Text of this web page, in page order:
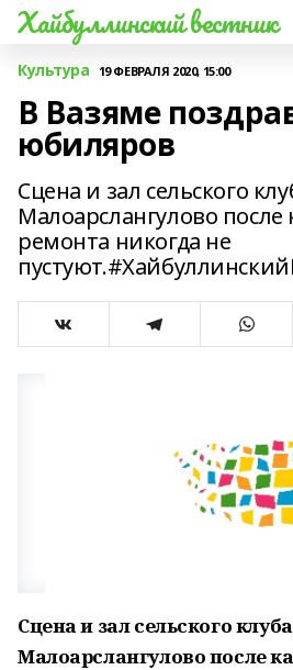
Хайбуллинский вестник
Культура 19 ФЕВРАЛЯ 2020, 15:00
В Вазяме
юбиляров
Сцена и зал сельского
Малоарслангулово после
ремонта никогда не
Сцена и зал сельского
Малоарслангулово после